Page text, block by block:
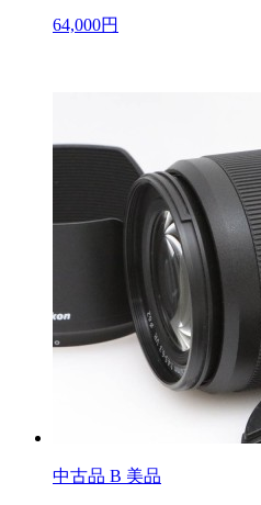
64,000円
中古品 B 美品